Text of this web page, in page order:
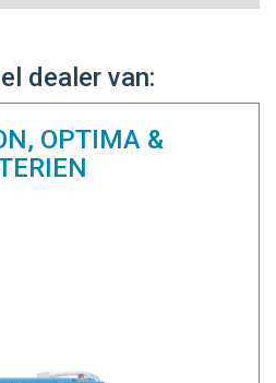
dealer van:
OPTIMA &